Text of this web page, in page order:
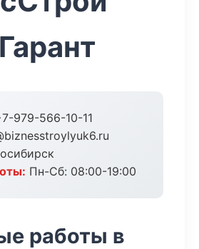
979-566-10-11
Пн-Сб: 08:00-19:00
работы в